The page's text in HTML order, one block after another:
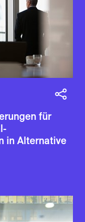
für
in Alternative